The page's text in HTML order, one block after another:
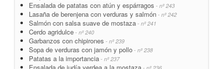
Ensalada de patatas con atún y espárragos - nº 243
Lasaña de berenjena con verduras y salmón - nº 242
Salmón con salsa suave de mostaza - nº 241
Cerdo agridulce - nº 240
Garbanzos con chipirones - nº 239
Sopa de verduras con jamón y pollo - nº 238
Patatas a la importancia - nº 237